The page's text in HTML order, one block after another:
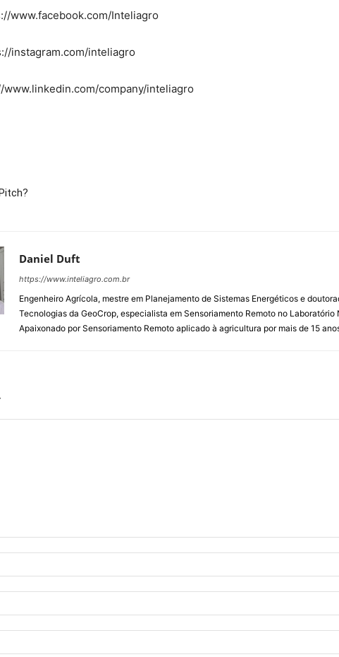
www.facebook.com/Inteliagro
instagram.com/inteliagro
www.linkedin.com/company/inteliagro
Daniel Duft
https://www.inteliagro.com.br
Engenheiro Agrícola, mestre em Planejamento de Sistemas Energéticos e
Tecnologias da GeoCrop, especialista em Sensoriamento Remoto no
Apaixonado por Sensoriamento Remoto aplicado à agricultura por mais de 15